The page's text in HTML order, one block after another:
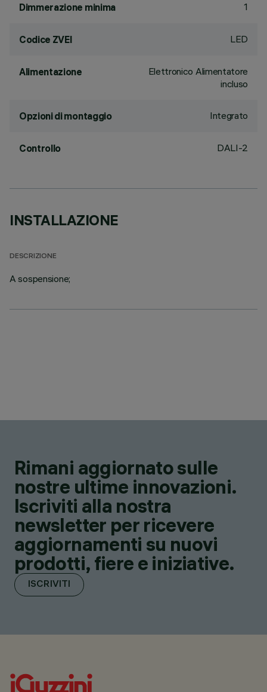
Dimmerazione minima 1
Codice ZVEI LED
Alimentazione
Elettronico Alimentatore
incluso
Opzioni di montaggio Integrato
Controllo DALI-2
INSTALLAZIONE
DESCRIZIONE
A sospensione;
Rimani aggiornato sulle
nostre ultime innovazioni.
Iscriviti alla nostra
newsletter per ricevere
aggiornamenti su nuovi
prodotti, fiere e iniziative.
ISCRIVITI